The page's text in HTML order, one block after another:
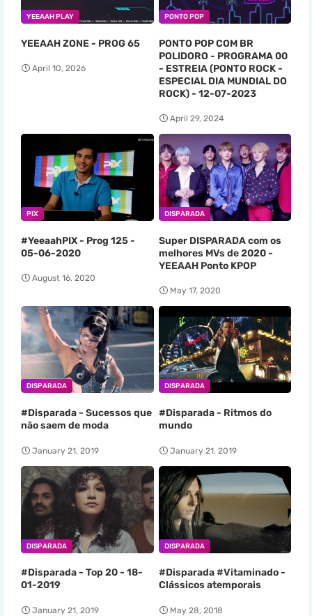
YEEAAH PLAY
YEEAAH ZONE - PROG 65
April 10, 2026
PONTO POP
PONTO POP COM BR
POLIDORO - PROGRAMA 00
- ESTREIA (PONTO ROCK -
ESPECIAL DIA MUNDIAL DO
ROCK) - 12-07-2023
April 29, 2024
PIX
#YeeaahPIX - Prog 125 -
05-06-2020
August 16, 2020
DISPARADA
Super DISPARADA com os
melhores MVs de 2020 -
YEEAAH Ponto KPOP
May 17, 2020
DISPARADA
#Disparada - Sucessos que
não saem de moda
January 21, 2019
DISPARADA
#Disparada - Ritmos do
mundo
January 21, 2019
DISPARADA
#Disparada - Top 20 - 18-
01-2019
January 21, 2019
DISPARADA
#Disparada #Vitaminado -
Clássicos atemporais
May 28, 2018